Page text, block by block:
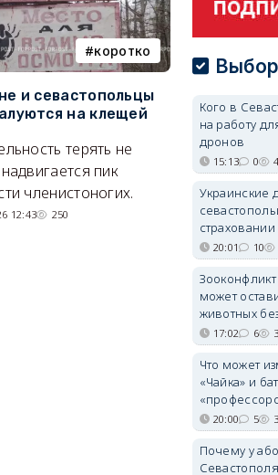
коротко
и севастопольцы
на клещей
терять не
пик
членистоногих.
12:43 250
проект
Балаклавы
Там появится
квартал с
парковками.
05/08/2026 08:01
Кого в
на работу
дронов
15:13 0
Украинские
страховании
20:01 10
может
животных
17:02 6
Что может
«Чайка» и
20:00 5
Почему у